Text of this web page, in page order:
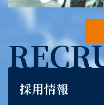
採用情報